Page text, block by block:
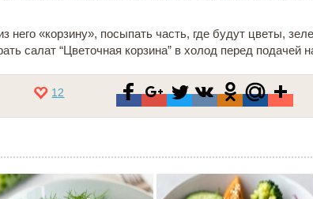
него «корзину», посыпать часть, где будут цветы,
салат “Цветочная корзина” в холод перед подачей
12